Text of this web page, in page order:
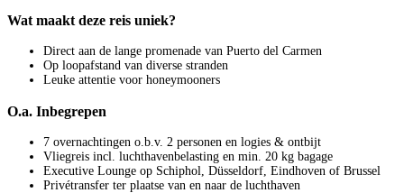
Wat maakt deze reis uniek?
Direct aan de lange promenade van Puerto del Carmen
Op loopafstand van diverse stranden
Leuke attentie voor honeymooners
O.a. Inbegrepen
7 overnachtingen o.b.v. 2 personen en logies & ontbijt
Vliegreis incl. luchthavenbelasting en min. 20 kg bagage
Executive Lounge op Schiphol, Düsseldorf, Eindhoven of Brussel
Privétransfer ter plaatse van en naar de luchthaven